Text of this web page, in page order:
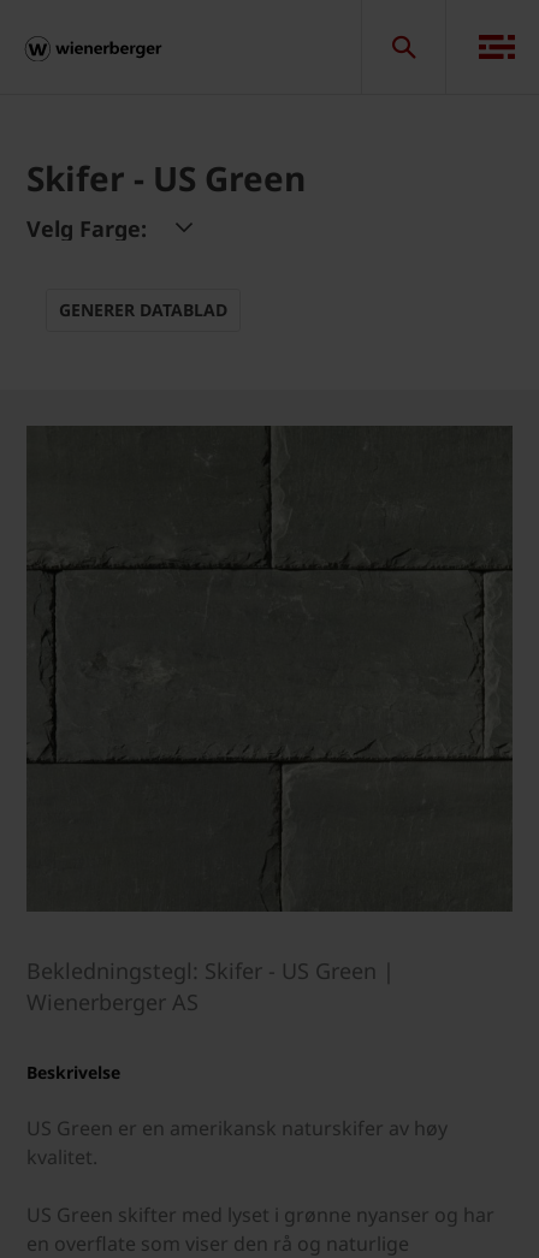
Skifer - US Green
Velg Farge:
GENERER DATABLAD
Bekledningstegl: Skifer - US Green |
Wienerberger AS
Beskrivelse
US Green er en amerikansk naturskifer av høy
kvalitet.
US Green skifter med lyset i grønne nyanser og har
en overflate som viser den rå og naturlige